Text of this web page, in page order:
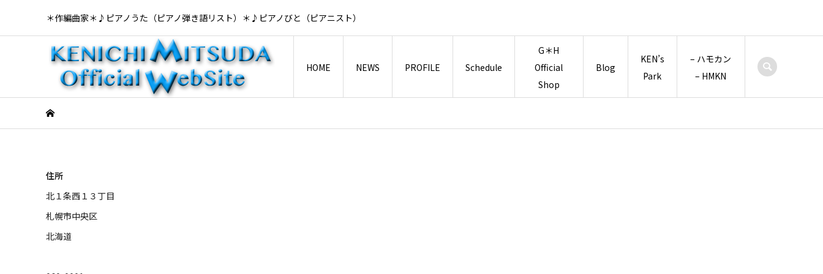
＊作編曲家＊♪ピアノうた（ピアノ弾き語リスト）＊♪ピアノびと（ピアニスト）
HOME NEWS PROFILE Schedule
G＊H
Official
Shop
Blog
KEN’s
Park
– ハモカン
– HMKN
住所
北１条西１３丁目
札幌市中央区
北海道